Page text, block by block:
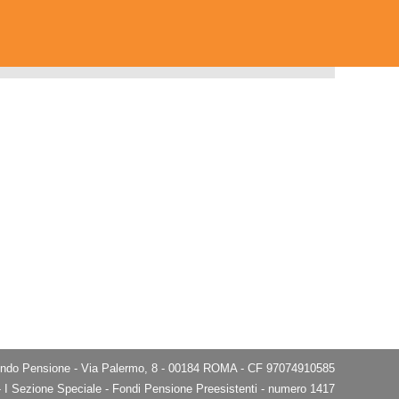
Pensione - Via Palermo, 8 - 00184 ROMA - CF 97074910585
Sezione Speciale - Fondi Pensione Preesistenti - numero 1417